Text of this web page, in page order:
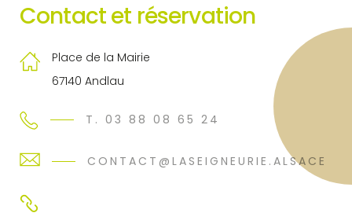
Contact et réservation
Place de la Mairie
67140 Andlau
T. 03 88 08 65 24
CONTACT@LASEIGNEURIE.ALSACE